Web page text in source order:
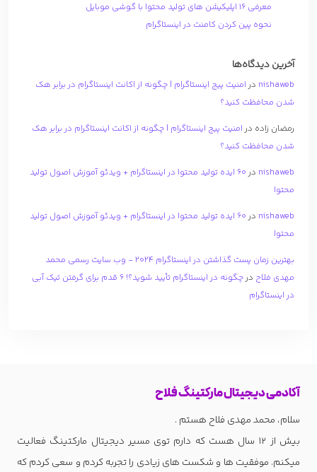
معرفی 16 اپلیکیشن های تولید محتوا با گوشی موبایل
نحوه پین کردن کامنت در اینستاگرام
آخرین دیدگاه‌ها
nishaweb درامنیت پیج اینستاگرام | چگونه از اکانت اینستاگرام در برابر هک
شدن محافظت کنید؟
رمضان زاده درامنیت پیج اینستاگرام | چگونه از اکانت اینستاگرام در برابر هک
شدن محافظت کنید؟
nishaweb در
۶۰ ایده تولید محتوا در اینستاگرام + ویدئو آموزش اصول تولید
محتوا
nishaweb در
۶۰ ایده تولید محتوا در اینستاگرام + ویدئو آموزش اصول تولید
محتوا
بهترین زمان پست گذاشتن در اینستاگرام 2024 - وب سایت رسمی محمد
مهدی فلاح در
چگونه در اینستاگرام تأیید شوید؟! 6 قدم برای گرفتن تیک آبی
در اینستاگرام
آکادمی دیجیتال مارکتینگ فلاح
سلام، محمد مهدی فلاح هستم .
بیش از 12 سال هست که دارم توی مسیر دیجیتال مارکتینگ فعالیت
میکنم. موفقیت ها و شکست های زیادی را تجربه کردم و سعی کردم که